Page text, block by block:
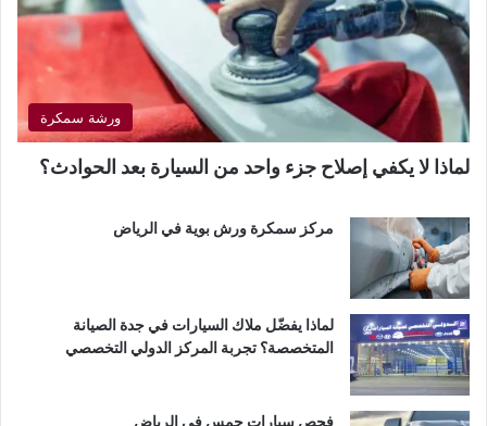
ورشة سمكرة
لماذا لا يكفي إصلاح جزء واحد من السيارة بعد الحوادث؟
مركز سمكرة ورش بوية في الرياض
لماذا يفضّل ملاك السيارات في جدة الصيانة
المتخصصة؟ تجربة المركز الدولي التخصصي
فحص سيارات جمس في الرياض